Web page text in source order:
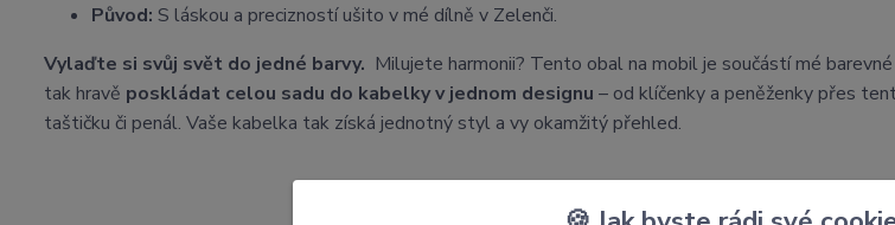
Původ: S láskou a precizností ušito v mé dílně v Zelenči.
Vylaďte si svůj svět do jedné barvy. Milujete harmonii? Tento obal na mobil je součástí mé
tak hravě poskládat celou sadu do kabelky v jednom designu – od klíčenky a peněženky přes
taštičku či penál. Vaše kabelka tak získá jednotný styl a vy okamžitý přehled.
Související zboží